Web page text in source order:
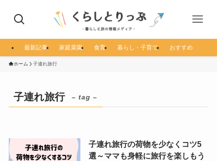
最新記事 家庭菜園 食育 暮らし・子育て おすすめ
ホーム 子連れ旅行
子連れ旅行 – tag –
子連れ旅行の荷物を少なくコツ5
選～ママも身軽に旅行を楽しもう